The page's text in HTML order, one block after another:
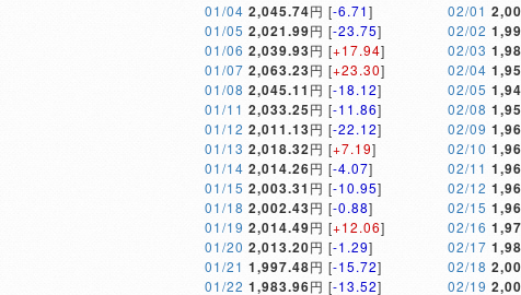
01/04 2,045.74円 [-6.71]
01/05 2,021.99円 [-23.75]
01/06 2,039.93円 [+17.94]
01/07 2,063.23円 [+23.30]
01/08 2,045.11 円 [-18.12]
01/11 2,033.25円 [-11.86]
01/12 2,011.13円 [-22.12]
01/13 2,018.32円 [+7.19]
01/14 2,014.26円 [-4.07]
01/15 2,003.31 円 [-10.95]
01/18 2,002.43円 [-0.88]
01/19 2,014.49円 [+12.06]
01/20 2,013.20円 [-1.29]
01/21 1,997.48円 [-15.72]
01/22 1,983.96円 [-13.52]
02/01
02/02
02/03
02/04
02/05
02/08
02/09
02/10
02/11
02/12
02/15
02/16
02/17
02/18
02/19